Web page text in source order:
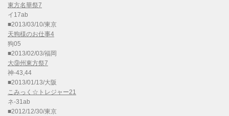
東方名華祭7
イ17ab
■2013/03/10/東京
天狗様のお仕事4
狗05
■2013/02/03/福岡
大⑨州東方祭7
神-43,44
■2013/01/13/大阪
こみっく☆トレジャー21
ネ-31ab
■2012/12/30/東京